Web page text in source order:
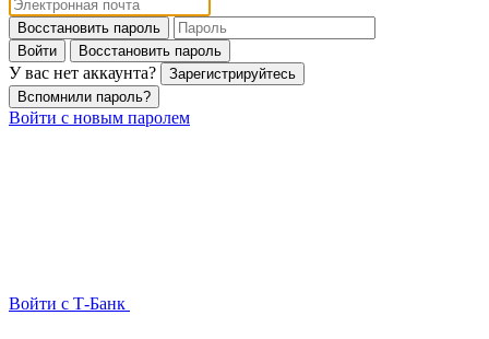
Восстановить пароль
Войти
Восстановить пароль
У вас нет аккаунта?
Зарегистрируйтесь
Вспомнили пароль?
Войти с новым паролем
Войти с Т-Банк